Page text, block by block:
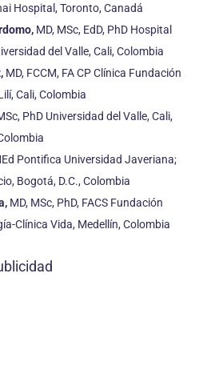
Hospital, Toronto, Canadá
MD, MSc, EdD, PhD Hospital
del Valle, Cali, Colombia
MD, FCCM, FA CP Clínica Fundación
Cali, Colombia
PhD Universidad del Valle, Cali,
Pontifica Universidad Javeriana;
Bogotá, D.C., Colombia
MD, MSc, PhD, FACS Fundación
Clínica Vida, Medellín, Colombia